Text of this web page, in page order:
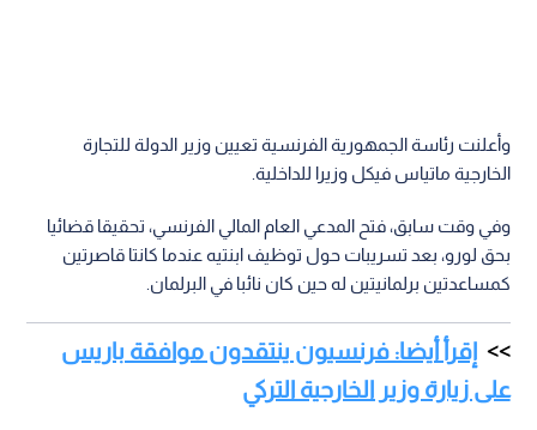
وأعلنت رئاسة الجمهورية الفرنسية تعيين وزير الدولة للتجارة
الخارجية ماتياس فيكل وزيرا للداخلية.
وفي وقت سابق، فتح المدعي العام المالي الفرنسي، تحقيقا قضائيا
بحق لورو، بعد تسريبات حول توظيف ابنتيه عندما كانتا قاصرتين
كمساعدتين برلمانيتين له حين كان نائبا في البرلمان.
إقرأ أيضا: فرنسيون ينتقدون موافقة باريس
على زيارة وزير الخارجية التركي